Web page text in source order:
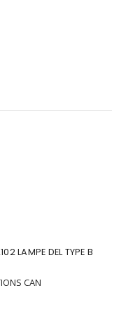
LAMPE DEL TYPE B
CAN